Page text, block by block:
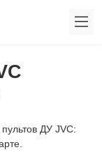
ДУ JVC: